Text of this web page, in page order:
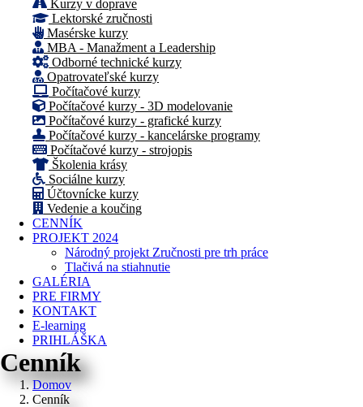
Kurzy v doprave
Lektorské zručnosti
Masérske kurzy
MBA - Manažment a Leadership
Odborné technické kurzy
Opatrovateľské kurzy
Počítačové kurzy
Počítačové kurzy - 3D modelovanie
Počítačové kurzy - grafické kurzy
Počítačové kurzy - kancelárske programy
Počítačové kurzy - strojopis
Školenia krásy
Sociálne kurzy
Účtovnícke kurzy
Vedenie a koučing
CENNÍK
PROJEKT 2024
Národný projekt Zručnosti pre trh práce
Tlačivá na stiahnutie
GALÉRIA
PRE FIRMY
KONTAKT
E-learning
PRIHLÁŠKA
Cenník
Domov
Cenník